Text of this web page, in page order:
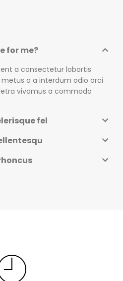
for me?
a consectetur lobortis
a a interdum odio orci
vivamus a commodo
fel